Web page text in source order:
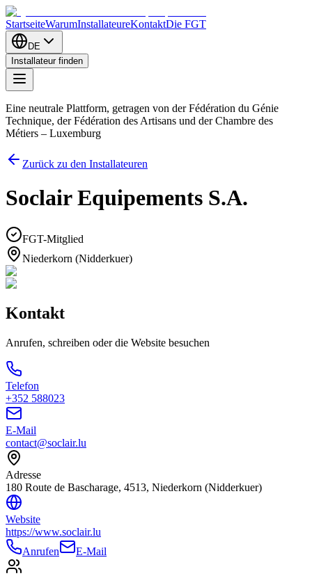
StartseiteWarumInstallateureKontaktDie FGT
DE
Installateur finden
Eine neutrale Plattform, getragen von der Fédération du Génie
Technique, der Fédération des Artisans und der Chambre des
Métiers – Luxemburg
Zurück zu den Installateuren
Soclair Equipements S.A.
FGT-Mitglied
Niederkorn (Nidderkuer)
Kontakt
Anrufen, schreiben oder die Website besuchen
Telefon
+352 588023
E-Mail
contact@soclair.lu
Adresse
180 Route de Bascharage, 4513, Niederkorn (Nidderkuer)
Website
https://www.soclair.lu
Anrufen
E-Mail